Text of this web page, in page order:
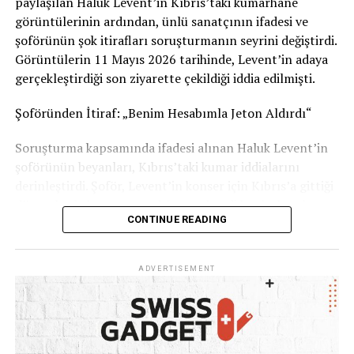
Sizce bu uygulama tüm İsviçre’de uygulanmalı mı?
Görüşlerinizi yorumlarda paylaşabilirsiniz.
Kaynak: İsviçre Devlet Televizyonu RSI
görüntülerinin ardından, ünlü sanatçının ifadesi ve
şoförünün şok itirafları soruşturmanın seyrini değiştirdi.
Görüntülerin 11 Mayıs 2026 tarihinde, Levent’in adaya
gerçekleştirdiği son ziyarette çekildiği iddia edilmişti.
Şoföründen İtiraf: „Benim Hesabımla Jeton Aldırdı“
Soruşturma kapsamında ifadesi alınan Haluk Levent’in
şoförünün beyanları, Kıbrıs’taki kumar iddialarını
dönemlerde kumar oynadığını ve kendi banka hesabını
kullanarak ünlü sanatçıya 1 ila 2 milyon TL civarında
şüphelenmesine rağmen işini kaybetme korkusuyla ses
çıkaramadığını belirten şoför, tüm WhatsApp
yazışmalarını delil olarak sakladığını ifade etti.
Haluk Levent: „Kötü Bir Zaafım Var, Ama Ahbap
CONTINUE READING
ADVERTISEMENT